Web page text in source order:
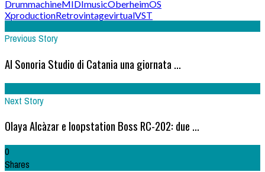
DrummachineMIDImusicOberheimOS
XproductionRetrovintagevirtualVST
Previous Story
Al Sonoria Studio di Catania una giornata ...
Next Story
Olaya Alcàzar e loopstation Boss RC-202: due ...
0
Shares